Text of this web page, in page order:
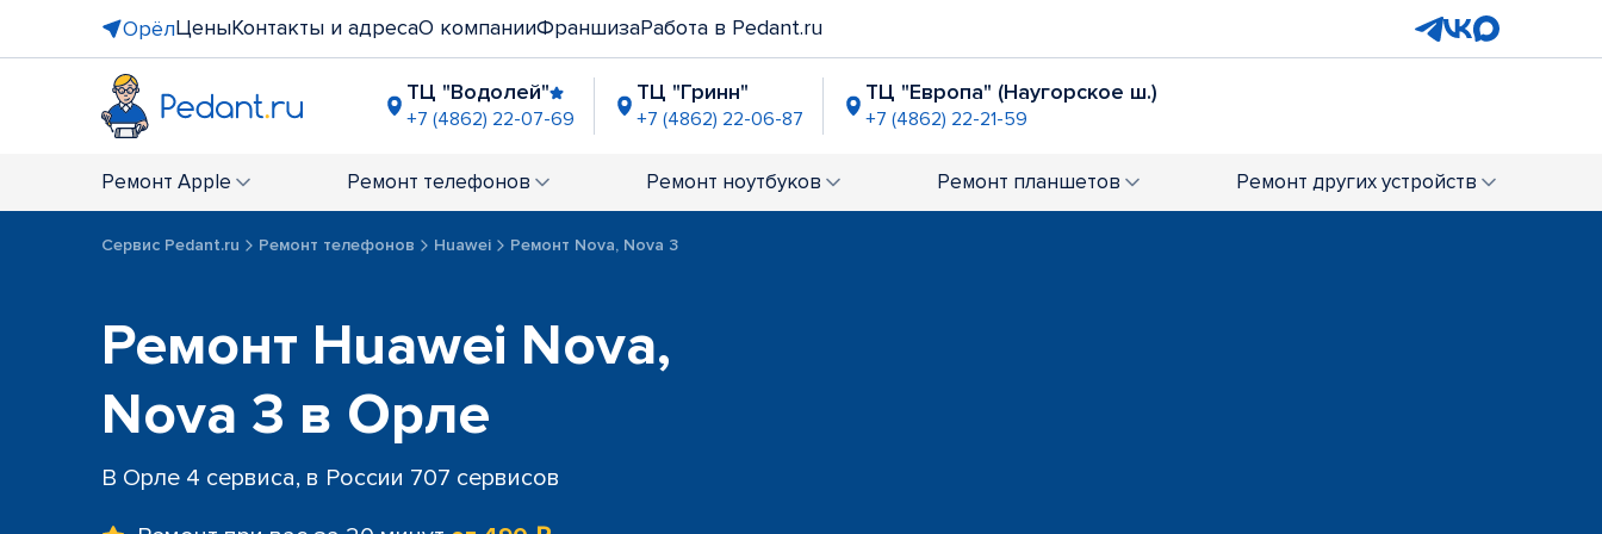
ОрёлЦеныКонтакты и адресаО компанииФраншизаРабота в Pedant.ru
ТЦ "Водолей"
+7 (4862) 22-07-69
ТЦ "Гринн"
+7 (4862) 22-06-87
ТЦ "Европа" (Наугорское ш.)
+7 (4862) 22-21-59
+7 (4862) 99-90-54
Ремонт Apple Ремонт телефонов Ремонт ноутбуков Ремонт планшетов Ремонт других устройств
Сервис Pedant.ru Ремонт телефонов Huawei Ремонт Nova, Nova 3
Ремонт Huawei Nova,
Nova 3 в Орле
В Орле 4 сервиса, в России 707 сервисов